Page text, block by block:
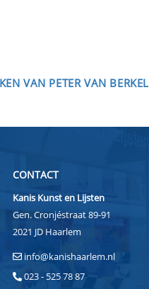
VAN PETER VAN BERKEL
CONTACT
Kanis Kunst en Lijsten
Gen. Cronjéstraat 89-91
2021 JD Haarlem
info@kanishaarlem.nl
023 - 525 78 87